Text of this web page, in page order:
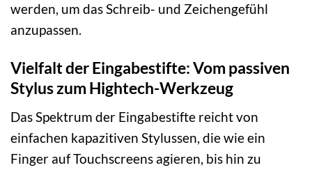
werden, um das Schreib- und Zeichengefühl
anzupassen.
Vielfalt der Eingabestifte: Vom passiven
Stylus zum Hightech-Werkzeug
Das Spektrum der Eingabestifte reicht von
einfachen kapazitiven Stylussen, die wie ein
Finger auf Touchscreens agieren, bis hin zu